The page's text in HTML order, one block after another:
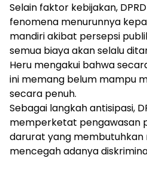
Selain faktor kebijakan,
fenomena menurunnya
mandiri akibat persepsi
semua biaya akan selalu
Heru mengakui bahwa
ini memang belum mampu
secara penuh.
Sebagai langkah antisipasi,
memperketat pengawasan
darurat yang membutuhkan
mencegah adanya